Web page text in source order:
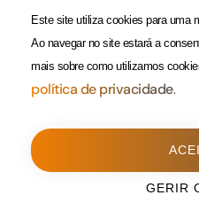
ONDE ESTAMOS
Porto Alto(Sede)
Edifício Resulta – Rua
da Alegria, nº 11
Correia
Este site utiliza cookies para uma
Ao navegar no site estará a
mais sobre como utilizamos
política de privacidade.
GERIR